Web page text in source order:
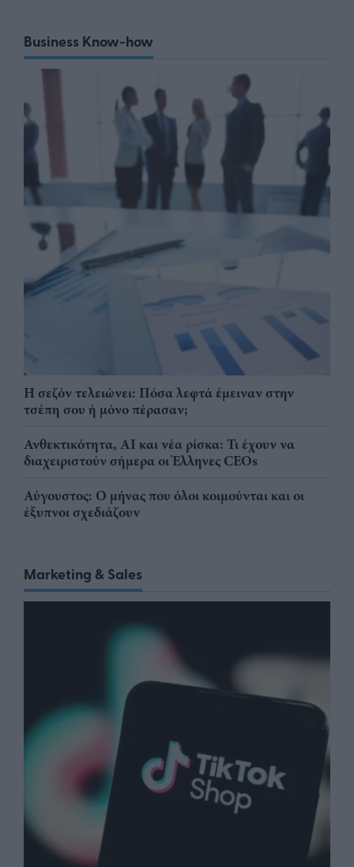
Business Know-how
Η σεζόν τελειώνει: Πόσα λεφτά έμειναν στην
τσέπη σου ή μόνο πέρασαν;
Ανθεκτικότητα, AI και νέα ρίσκα: Τι έχουν να
διαχειριστούν σήμερα οι Έλληνες CEOs
Αύγουστος: Ο μήνας που όλοι κοιμούνται και οι
έξυπνοι σχεδιάζουν
Marketing & Sales